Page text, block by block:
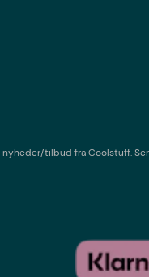
nyheder/tilbud fraCoolstuff.